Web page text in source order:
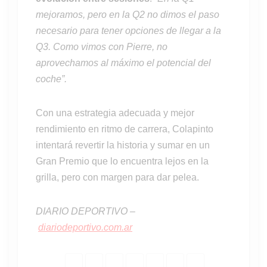
mejoramos, pero en la Q2 no dimos el paso
necesario para tener opciones de llegar a la
Q3. Como vimos con Pierre, no
aprovechamos al máximo el potencial del
coche”.
Con una estrategia adecuada y mejor
rendimiento en ritmo de carrera, Colapinto
intentará revertir la historia y sumar en un
Gran Premio que lo encuentra lejos en la
grilla, pero con margen para dar pelea.
DIARIO DEPORTIVO –
diariodeportivo.com.ar